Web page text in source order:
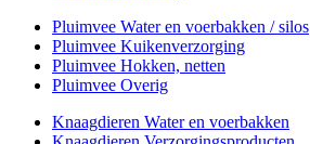
Pluimvee Water en voerbakken / silos
Pluimvee Kuikenverzorging
Pluimvee Hokken, netten
Pluimvee Overig
Knaagdieren Water en voerbakken